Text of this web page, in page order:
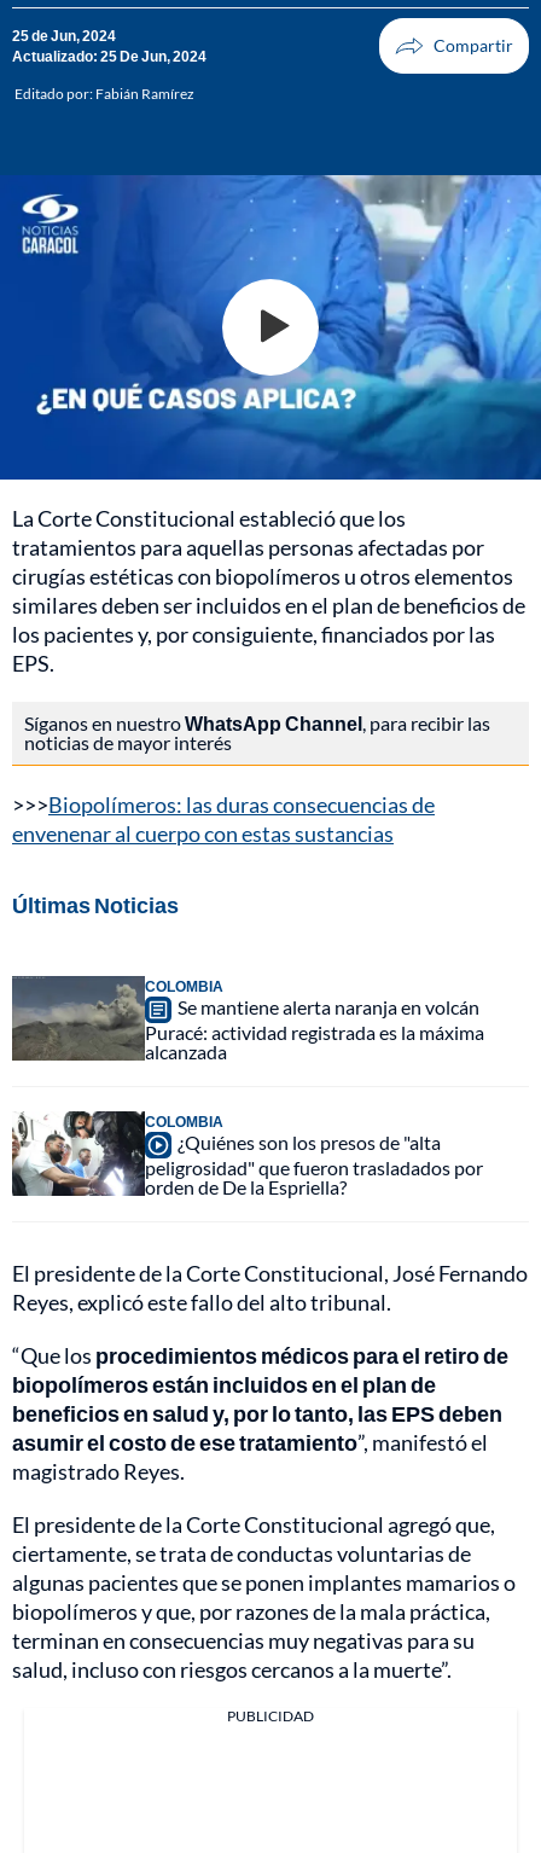
25 de Jun, 2024
Actualizado: 25 De Jun, 2024
Editado por: Fabián Ramírez
La Corte Constitucional estableció que los
tratamientos para aquellas personas afectadas por
cirugías estéticas con biopolímeros u otros elementos
similares deben ser incluidos en el plan de beneficios de
los pacientes y, por consiguiente, financiados por las
EPS.
Síganos en nuestroWhatsApp Channel , para recibir las
noticias de mayor interés
>>>Biopolímeros: las duras consecuencias de
envenenar al cuerpo con estas sustancias
Últimas Noticias
COLOMBIA
Se mantiene alerta naranja en volcán
Puracé: actividad registrada es la máxima
alcanzada
COLOMBIA
¿Quiénes son los presos de "alta
peligrosidad" que fueron trasladados por
orden de De la Espriella?
El presidente de la Corte Constitucional, José Fernando
Reyes, explicó este fallo del alto tribunal.
“Que los procedimientos médicos para el retiro de
biopolímeros están incluidos en el plan de
beneficios en salud y, por lo tanto, las EPS deben
asumir el costo de ese tratamiento”, manifestó el
magistrado Reyes.
El presidente de la Corte Constitucional agregó que,
ciertamente, se trata de conductas voluntarias de
algunas pacientes que se ponen implantes mamarios o
biopolímeros y que, por razones de la mala práctica,
terminan en consecuencias muy negativas para su
salud, incluso con riesgos cercanos a la muerte”.
PUBLICIDAD